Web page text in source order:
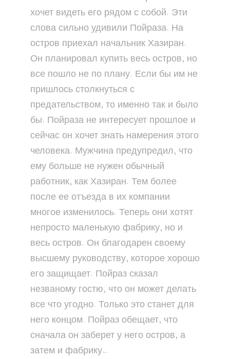
хочет видеть его рядом с собой. Эти
слова сильно удивили Пойраза. На
остров приехал начальник Хазиран.
Он планировал купить весь остров, но
все пошло не по плану. Если бы им не
пришлось столкнуться с
предательством, то именно так и было
бы. Пойраза не интересует прошлое и
сейчас он хочет знать намерения этого
человека. Мужчина предупредил, что
ему больше не нужен обычный
работник, как Хазиран. Тем более
после ее отъезда в их компании
многое изменилось. Теперь они хотят
непросто маленькую фабрику, но и
весь остров. Он благодарен своему
высшему руководству, которое хорошо
его защищает. Пойраз сказал
незваному гостю, что он может делать
все что угодно. Только это станет для
него концом. Пойраз обещает, что
сначала он заберет у него остров, а
затем и фабрику…